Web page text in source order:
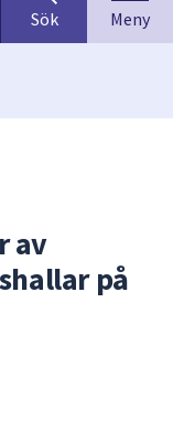
innehåll
på
sökfältet
kommer
sökförslag
Sök Meny
av
på